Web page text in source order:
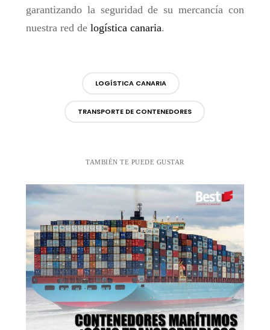
garantizando la seguridad de su mercancía con
nuestra red de logística canaria.
LOGÍSTICA CANARIA
TRANSPORTE DE CONTENEDORES
TAMBIÉN TE PUEDE GUSTAR